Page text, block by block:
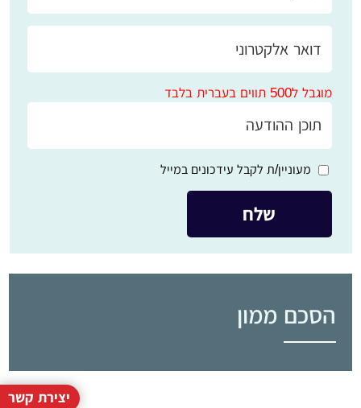
מוגבל ל500 תווים בעברית בלבד
מעוניין/ת לקבל עידכונים במייל
הסכם ממון
יצירת קשר